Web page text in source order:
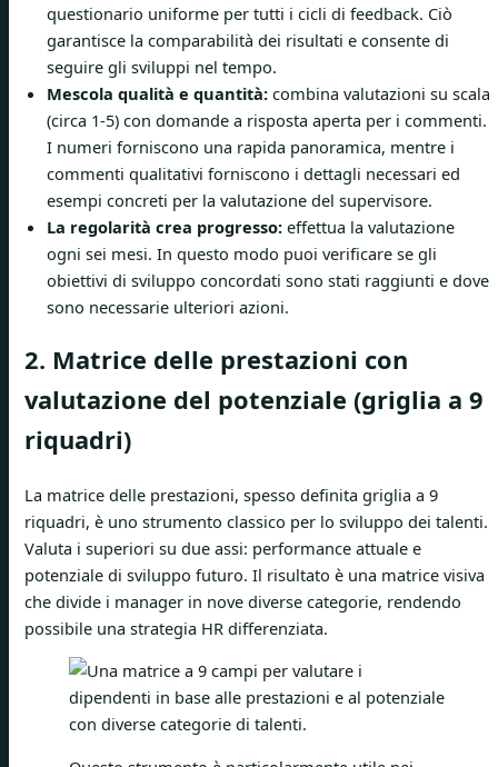
questionario uniforme per tutti i cicli di feedback. Ciò
garantisce la comparabilità dei risultati e consente di
seguire gli sviluppi nel tempo.
Mescola qualità e quantità: combina valutazioni su scala
(circa 1-5) con domande a risposta aperta per i commenti.
I numeri forniscono una rapida panoramica, mentre i
commenti qualitativi forniscono i dettagli necessari ed
esempi concreti per la valutazione del supervisore.
La regolarità crea progresso: effettua la valutazione
ogni sei mesi. In questo modo puoi verificare se gli
obiettivi di sviluppo concordati sono stati raggiunti e dove
sono necessarie ulteriori azioni.
2. Matrice delle prestazioni con
valutazione del potenziale (griglia a 9
riquadri)
La matrice delle prestazioni, spesso definita griglia a 9
riquadri, è uno strumento classico per lo sviluppo dei talenti.
Valuta i superiori su due assi: performance attuale e
potenziale di sviluppo futuro. Il risultato è una matrice visiva
che divide i manager in nove diverse categorie, rendendo
possibile una strategia HR differenziata.